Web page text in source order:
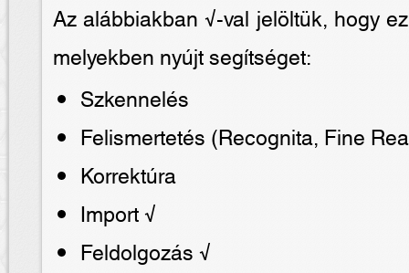
Az alábbiakban √-val jelöltük, hogy
melyekben nyújt segítséget:
Szkennelés
Felismertetés (Recognita, Fine
Korrektúra
Import √
Feldolgozás √